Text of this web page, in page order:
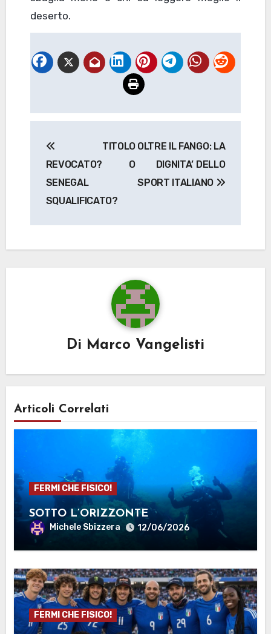
deserto.
articoli
TITOLO
REVOCATO? O
SENEGAL
SQUALIFICATO?
OLTRE IL FANGO: LA
DIGNITA’ DELLO
SPORT ITALIANO
Di Marco Vangelisti
Articoli Correlati
FERMI CHE FISICO!
SOTTO L’ORIZZONTE
Michele Sbizzera 12/06/2026
FERMI CHE FISICO!